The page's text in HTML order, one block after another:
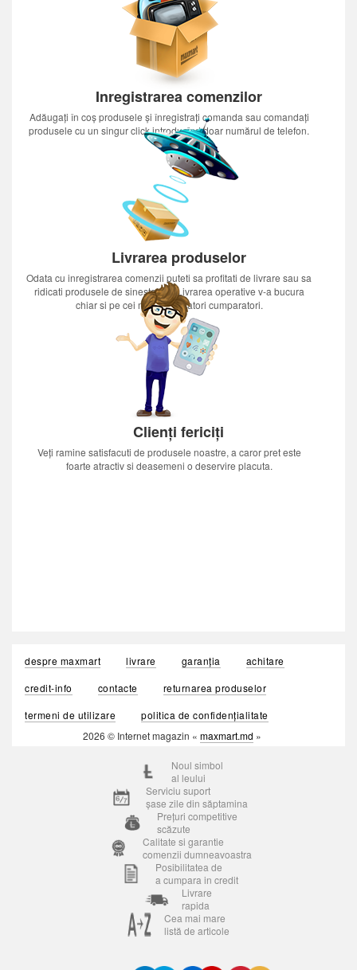
Inregistrarea comenzilor
Adăugați în coș produsele și înregistrați comanda sau comandați
produsele cu un singur click introducînd doar numărul de telefon.
Livrarea produselor
Odata cu inregistrarea comenzii puteti sa profitati de livrare sau sa
ridicati produsele de sinestatator.Livrarea operative v-a bucura
chiar si pe cei mai nerabdatori cumparatori.
Clienți fericiți
Veți ramine satisfacuti de produsele noastre, a caror pret este
foarte atractiv si deasemeni o deservire placuta.
despre maxmart livrare garanția
achitare
credit-info
contacte
returnarea produselor
termeni de utilizare
politica de confidențialitate
2026 © Internet magazin « maxmart.md »
Noul simbol
al leului
Serviciu suport
șase zile din săptamina
Prețuri competitive
scăzute
Calitate si garantie
comenzii dumneavoastra
Posibilitatea de
a cumpara in credit
Livrare
rapida
Cea mai mare
listă de articole